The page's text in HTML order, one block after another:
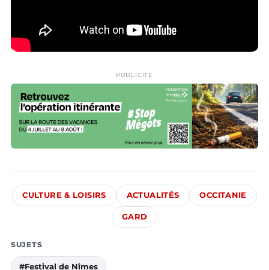
PUBLICITÉ
CULTURE & LOISIRS ACTUALITÉS OCCITANIE
GARD
SUJETS
#Festival de Nîmes